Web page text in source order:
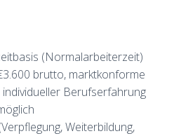
(Normalarbeiterzeit)
brutto, marktkonforme
Berufserfahrung
Weiterbildung,